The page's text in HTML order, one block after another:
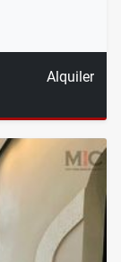
Alquiler